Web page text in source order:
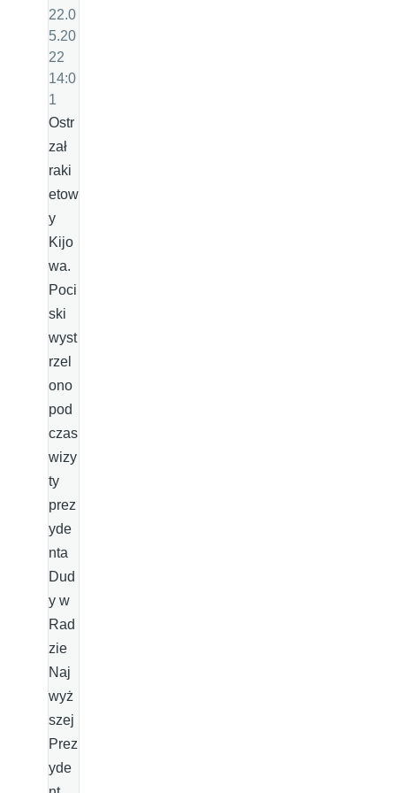
22.0
5.20
22
14:0
1
Ostr
zał
raki
etow
y
Kijo
wa.
Poci
ski
wyst
rzel
ono
pod
czas
wizy
ty
prez
yde
nta
Dud
y w
Rad
zie
Naj
wyż
szej
Prez
yde